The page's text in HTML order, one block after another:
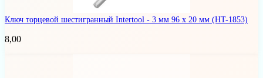
Ключ торцевой шестигранный Intertool - 3 мм 96 х 20 мм (HT-1853)
8,00